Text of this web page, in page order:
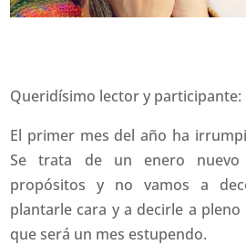
Queridísimo lector y participante:
El primer mes del año ha
Se trata de un enero
propósitos y no vamos a
plantarle cara y a decirle a
que será un mes estupendo.